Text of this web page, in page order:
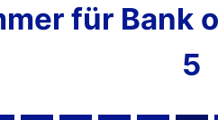
für Bank
5